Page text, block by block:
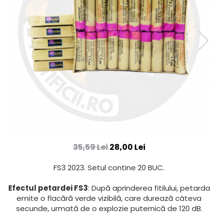
35,59 Lei28,00 Lei
FS3 2023. Setul contine 20 BUC.
Efectul petardei FS3: După aprinderea fitilului, petarda
emite o flacără verde vizibilă, care durează câteva
secunde, urmată de o explozie puternică de 120 dB.